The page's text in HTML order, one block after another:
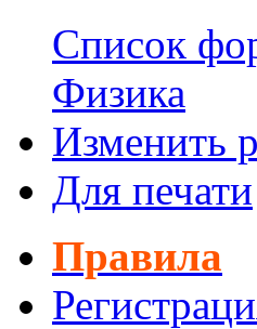
Список
Физика
Изменить
Для печати
Правила